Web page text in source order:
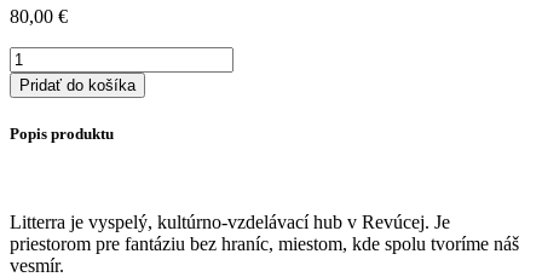
80,00 €
množstvo
ČLENSKÁ
KARTA
Traja
Pre
rodinu
Pridať do košíka
Popis produktu
Litterra je vyspelý, kultúrno-vzdelávací hub v Revúcej. Je
priestorom pre fantáziu bez hraníc, miestom, kde spolu tvoríme náš
vesmír.